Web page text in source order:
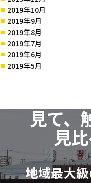
2019年10月
2019年9月
2019年8月
2019年7月
2019年6月
2019年5月
見て、
見
地域最大